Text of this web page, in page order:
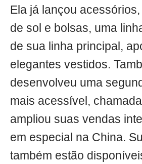
Ela já lançou
de sol e bolsas, uma
de sua linha principal,
elegantes vestidos.
desenvolveu uma
mais acessível,
ampliou suas vendas
em especial na China.
também estão